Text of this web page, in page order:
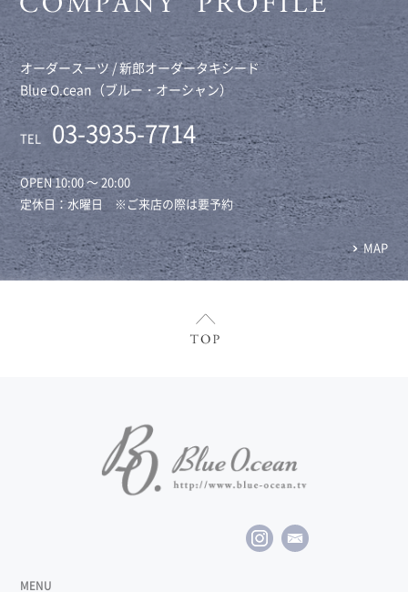
オーダースーツ / 新郎オーダータキシード
Blue O.cean（ブルー・オーシャン）
TEL 03-3935-7714
OPEN 10:00 ～ 20:00
定休日：水曜日 ※ご来店の際は要予約
MAP
MENU